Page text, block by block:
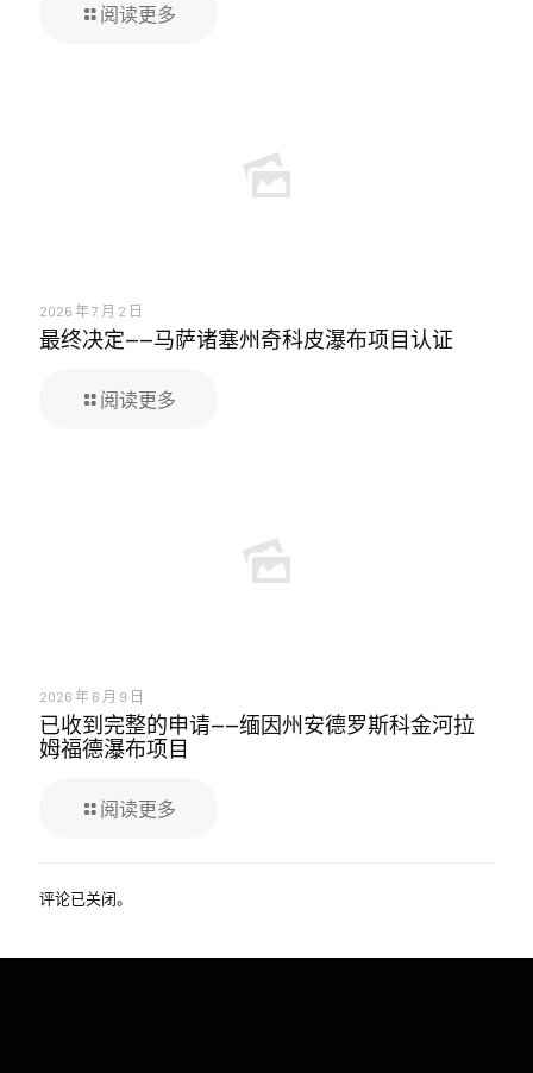
阅读更多
2026 年 7 月 2 日
最终决定——马萨诸塞州奇科皮瀑布项目认证
阅读更多
2026 年 6 月 9 日
已收到完整的申请——缅因州安德罗斯科金河拉
姆福德瀑布项目
阅读更多
评论已关闭。